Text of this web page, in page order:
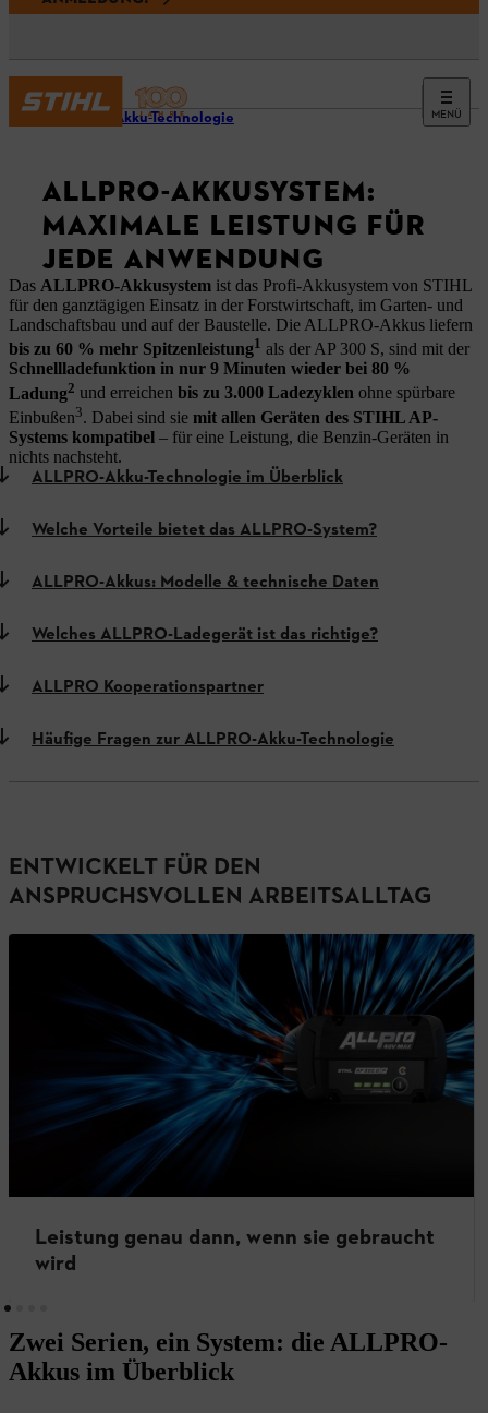
MENÜ
STIHL Akku-Technologie
ALLPRO-AKKUSYSTEM:
MAXIMALE LEISTUNG FÜR
JEDE ANWENDUNG
Das ALLPRO-Akkusystem ist das Profi-Akkusystem von STIHL
für den ganztägigen Einsatz in der Forstwirtschaft, im Garten- und
Landschaftsbau und auf der Baustelle. Die ALLPRO-Akkus liefern
bis zu 60 % mehr Spitzenleistung1 als der AP 300 S, sind mit der
Schnellladefunktion in nur 9 Minuten wieder bei 80 %
Ladung2 und erreichen bis zu 3.000 Ladezyklen ohne spürbare
Einbußen3. Dabei sind sie mit allen Geräten des STIHL AP-
Systems kompatibel – für eine Leistung, die Benzin-Geräten in
nichts nachsteht.
ALLPRO-Akku-Technologie im Überblick
Welche Vorteile bietet das ALLPRO-System?
ALLPRO-Akkus: Modelle & technische Daten
Welches ALLPRO-Ladegerät ist das richtige?
ALLPRO Kooperationspartner
Häufige Fragen zur ALLPRO-Akku-Technologie
ENTWICKELT FÜR DEN
ANSPRUCHSVOLLEN ARBEITSALLTAG
Leistung genau dann, wenn sie gebraucht
wird
Zwei Serien, ein System: die ALLPRO-
Akkus im Überblick